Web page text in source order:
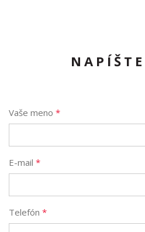
Vaše meno *
E-mail *
Telefón *